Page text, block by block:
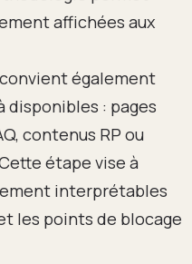
affichées aux
également
disponibles : pages
contenus RP ou
étape vise à
interprétables
les points de blocage